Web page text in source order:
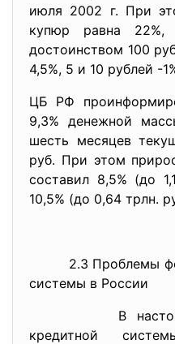
июля 2002 г. При
купюр равна
достоинством 100
4,5%, 5 и 10 рублей -
ЦБ РФ
9,3% денежной
шесть месяцев
руб. При этом
составил 8,5% (до
10,5% (до 0,64 трлн.
2.3 Проблемы
системы в России
В настоящее
кредитной